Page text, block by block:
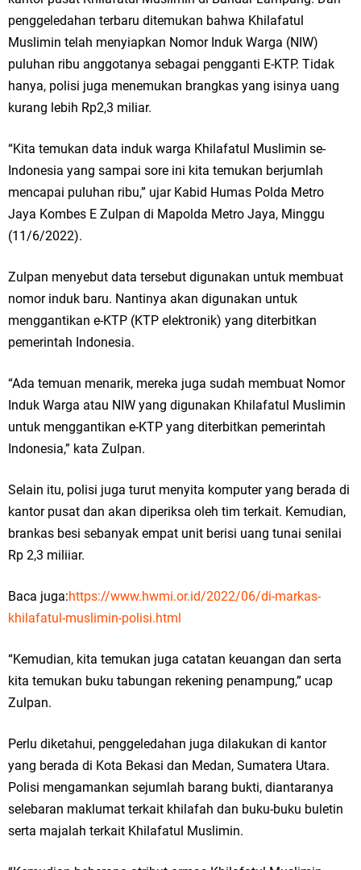
penggeledahan terbaru ditemukan bahwa Khilafatul
Muslimin telah menyiapkan Nomor Induk Warga (NIW)
puluhan ribu anggotanya sebagai pengganti E-KTP. Tidak
hanya, polisi juga menemukan brangkas yang isinya uang
kurang lebih Rp2,3 miliar.
“Kita temukan data induk warga Khilafatul Muslimin se-
Indonesia yang sampai sore ini kita temukan berjumlah
mencapai puluhan ribu,” ujar Kabid Humas Polda Metro
Jaya Kombes E Zulpan di Mapolda Metro Jaya, Minggu
(11/6/2022).
Zulpan menyebut data tersebut digunakan untuk membuat
nomor induk baru. Nantinya akan digunakan untuk
menggantikan e-KTP (KTP elektronik) yang diterbitkan
pemerintah Indonesia.
“Ada temuan menarik, mereka juga sudah membuat Nomor
Induk Warga atau NIW yang digunakan Khilafatul Muslimin
untuk menggantikan e-KTP yang diterbitkan pemerintah
Indonesia,” kata Zulpan.
Selain itu, polisi juga turut menyita komputer yang berada di
kantor pusat dan akan diperiksa oleh tim terkait. Kemudian,
brankas besi sebanyak empat unit berisi uang tunai senilai
Rp 2,3 miliiar.
Baca juga:https://www.hwmi.or.id/2022/06/di-markas-
khilafatul-muslimin-polisi.html
“Kemudian, kita temukan juga catatan keuangan dan serta
kita temukan buku tabungan rekening penampung,” ucap
Zulpan.
Perlu diketahui, penggeledahan juga dilakukan di kantor
yang berada di Kota Bekasi dan Medan, Sumatera Utara.
Polisi mengamankan sejumlah barang bukti, diantaranya
selebaran maklumat terkait khilafah dan buku-buku buletin
serta majalah terkait Khilafatul Muslimin.